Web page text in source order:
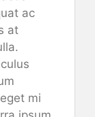
ac
at
mi